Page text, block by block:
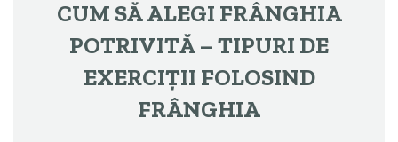
CUM SĂ ALEGI FRÂNGHIA
POTRIVITĂ – TIPURI DE
EXERCIȚII FOLOSIND
FRÂNGHIA